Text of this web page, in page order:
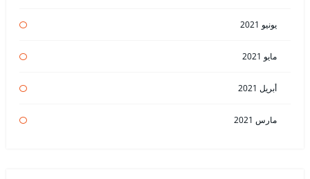
يونيو 2021
مايو 2021
أبريل 2021
مارس 2021